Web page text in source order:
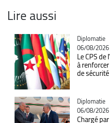
Lire aussi
Catégorie
Diplomatie
06/08/
Le CPS
à
de
Catégorie
Diplomatie
06/08/
Chargé